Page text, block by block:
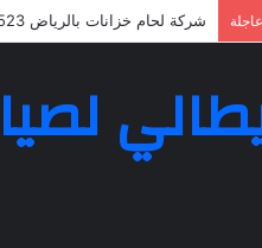
شركة لحام خزانات بالرياض 0531468523